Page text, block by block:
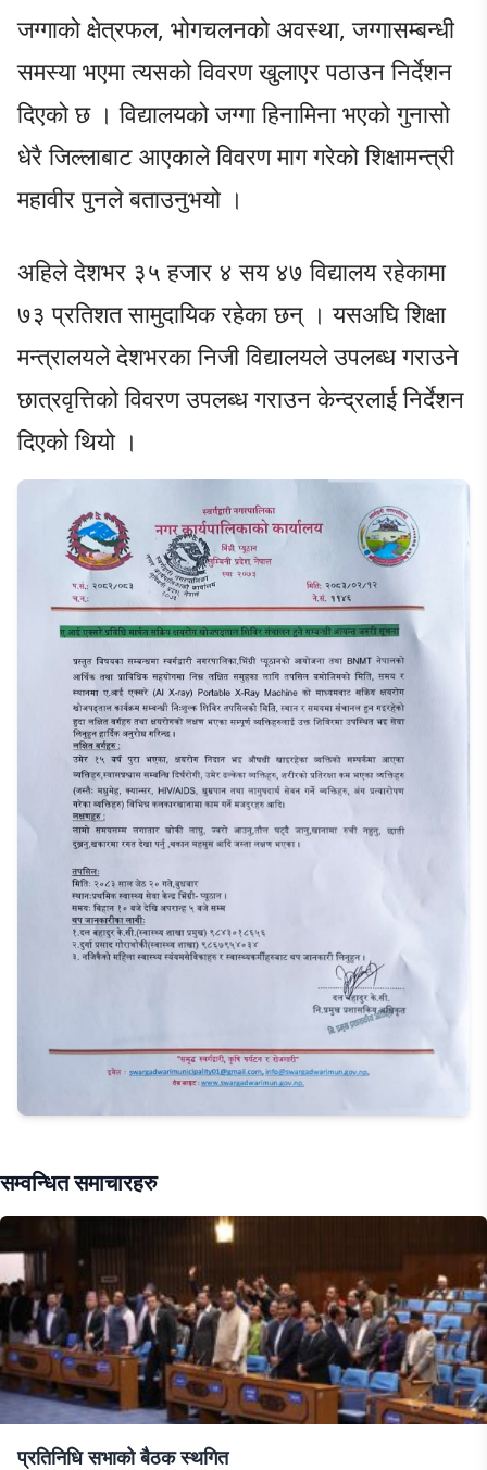
जग्गाको क्षेत्रफल, भोगचलनको अवस्था, जग्गासम्बन्धी
समस्या भएमा त्यसको विवरण खुलाएर पठाउन निर्देशन
दिएको छ । विद्यालयको जग्गा हिनामिना भएको गुनासो
धेरै जिल्लाबाट आएकाले विवरण माग गरेको शिक्षामन्त्री
महावीर पुनले बताउनुभयो ।
अहिले देशभर ३५ हजार ४ सय ४७ विद्यालय रहेकामा
७३ प्रतिशत सामुदायिक रहेका छन् । यसअघि शिक्षा
मन्त्रालयले देशभरका निजी विद्यालयले उपलब्ध गराउने
छात्रवृत्तिको विवरण उपलब्ध गराउन केन्द्रलाई निर्देशन
दिएको थियो ।
सम्वन्धित समाचारहरु
प्रतिनिधि सभाको बैठक स्थगित